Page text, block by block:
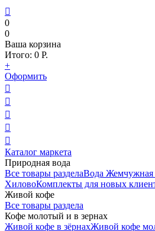

0
0
Ваша корзина
Итого: 0 Р.
+
Оформить





Каталог маркета
Природная вода
Все товары разделаВода Жемчужная
ХиловоКомплекты для новых
Живой кофе
Все товары раздела
Кофе молотый и в зернах
Живой кофе в зёрнахЖивой кофе